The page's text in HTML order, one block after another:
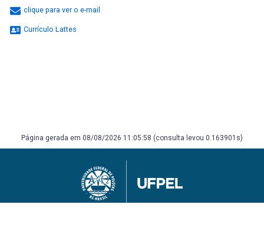
clique para ver o e-mail
Currículo Lattes
Página gerada em 08/08/2026 11:05:58 (consulta levou 0.163901s)